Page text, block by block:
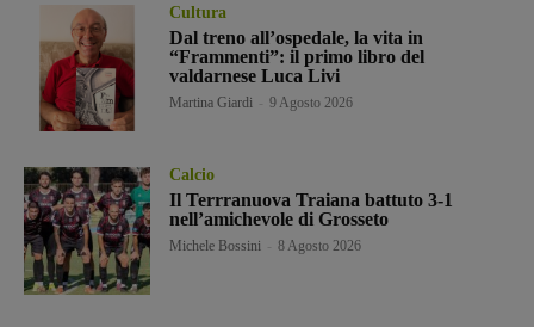
Cultura
Dal treno all’ospedale, la vita in
“Frammenti”: il primo libro del
valdarnese Luca Livi
Martina Giardi 9 Agosto 2026
Calcio
Il Terrranuova Traiana battuto 3-1
nell’amichevole di Grosseto
Michele Bossini 8 Agosto 2026